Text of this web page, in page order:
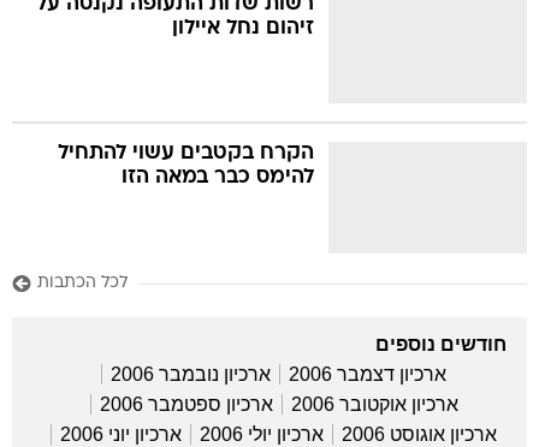
זיהום נחל איילון
הקרח בקטבים עשוי להתחיל
להימס כבר במאה הזו
לכל הכתבות
חודשים נוספים
ארכיון דצמבר 2006
ארכיון נובמבר 2006
ארכיון אוקטובר 2006
ארכיון ספטמבר 2006
ארכיון אוגוסט 2006
ארכיון יולי 2006
ארכיון יוני 2006